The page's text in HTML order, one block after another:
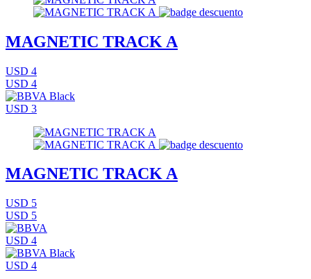
MAGNETIC TRACK A
USD 4
USD 4
USD 3
MAGNETIC TRACK A
USD 5
USD 5
USD 4
USD 4